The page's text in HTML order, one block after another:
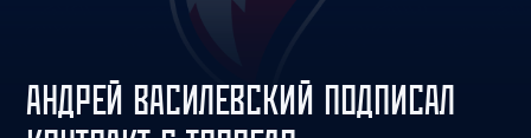
АНДРЕЙ ВАСИЛЕВСКИЙ ПОДПИСАЛ